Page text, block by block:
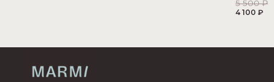
5 500 ₽
4 100 ₽